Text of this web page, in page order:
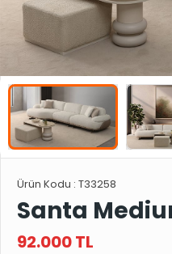
Ürün Kodu : T33258
Santa
92.000TL